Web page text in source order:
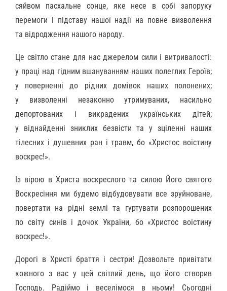
сяйвом пасхальне сонце, яке несе в собі запоруку
перемоги і підставу нашої надії на повне визволення
та відродження нашого народу.
Це світло стане для нас джерелом сили і витривалості:
у праці над гідним вшануванням наших полеглих Героїв;
у поверненні до рідних домівок наших полонених;
у визволенні незаконно утримуваних, насильно
депортованих і викрадених українських дітей;
у віднайденні зниклих безвісти та у зціленні наших
тілесних і душевних ран і травм, бо «Христос воістину
воскрес!».
Із вірою в Христа воскреслого та силою Його святого
Воскресіння ми будемо відбудовувати все зруйноване,
повертати на рідні землі та гуртувати розпорошених
по світу синів і дочок України, бо «Христос воістину
воскрес!».
Дорогі в Христі браття і сестри! Дозвольте привітати
кожного з вас у цей світлий день, що його створив
Господь. Радіймо і веселімося в ньому! Сьогодні